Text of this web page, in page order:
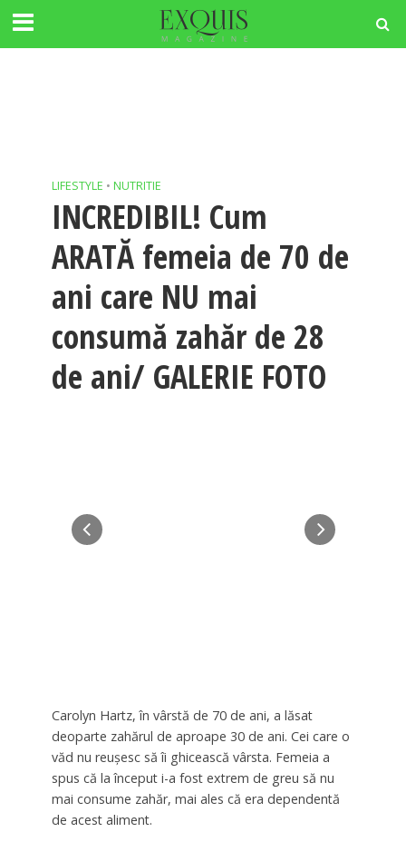
LIFESTYLE • NUTRITIE
INCREDIBIL! Cum
ARATĂ femeia de 70 de
ani care NU mai
consumă zahăr de 28
de ani/ GALERIE FOTO
Carolyn Hartz, în vârstă de 70 de ani, a lăsat
deoparte zahărul de aproape 30 de ani. Cei care o
văd nu reuşesc să îi ghicească vârsta. Femeia a
spus că la început i-a fost extrem de greu să nu
mai consume zahăr, mai ales că era dependentă
de acest aliment.